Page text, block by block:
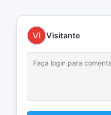
Visitante